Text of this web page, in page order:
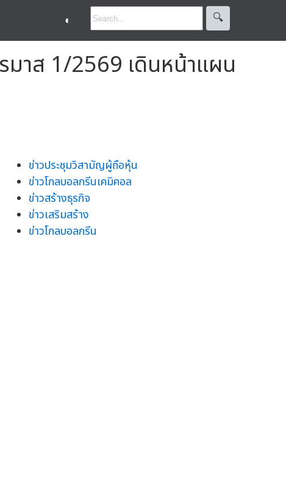
◐ 🔍︎
มาส 1/2569 เดินหน้าแผน
ข่าวประชุมวิสามัญผู้ถือหุ้น
ข่าวโกลบอลกรีนเคมิคอล
ข่าวสร้างธุรกิจ
ข่าวเสริมสร้าง
ข่าวโกลบอลกรีน